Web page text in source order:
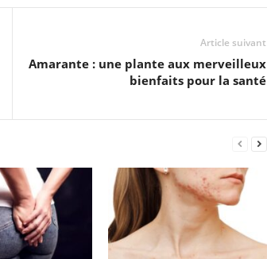
Article suivant
Amarante : une plante aux merveilleux
bienfaits pour la santé